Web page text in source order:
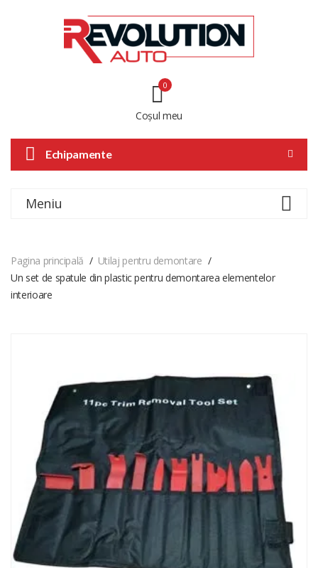
Coșul meu
0
Echipamente
Meniu
Pagina principală
Utilaj pentru demontare
Un set de spatule din plastic pentru demontarea elementelor
interioare